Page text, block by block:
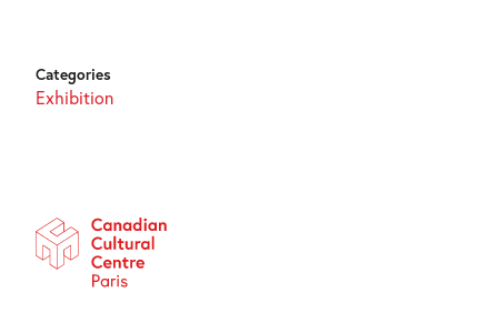
Categories
Exhibition